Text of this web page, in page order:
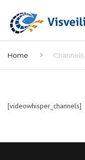
Home Channels
[videowhisper_channels]